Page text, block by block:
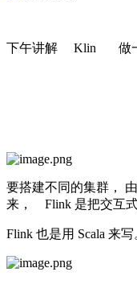
下午讲解 Klin 做一
要搭建不同的集群，
来， Flink 是把交互式
Flink 也是用 Scala 来写